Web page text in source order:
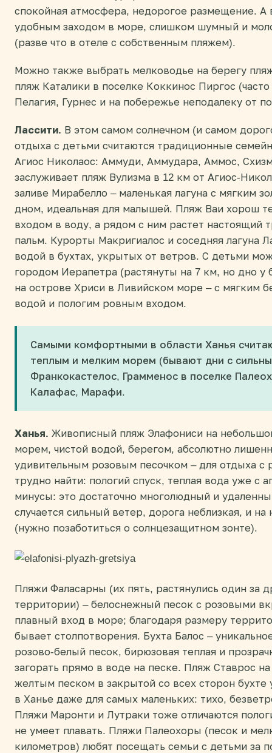
спокойная атмосфера, недорогое размещение. А
удобным заходом в море, слишком шумный и
(разве что в отеле с собственным пляжем).
Можно также выбрать мелководье на берегу
пляж Каталики в поселке Коккинос Пиргос
Пелагия, Гурнес и на побережье неподалеку от
Лассити. В этом самом солнечном (и самом
отдыха с детьми считаются традиционные
Агиос Николаос: Аммуди, Аммудара, Аммос,
заслуживает пляж Вулизма в 12 км от Агиос-
заливе Мирабелло – маленькая лагуна с мягким
дном, идеальная для малышей. Пляж Ваи хорош
входом в воду, а рядом с ним растет настоящий
пальм. Курорты Макригиалос и соседняя лагуна
водой в бухтах, укрытых от ветров. С детьми
городом Иерапетра (растянуты на 7 км, но дно у
на острове Хриси в Ливийском море – с мягким
водой и пологим ровным входом.
Самыми комфортными в области Ханья
теплым и мелким морем (бывают дни с
Франкокастелос, Грамменос в поселке
Калафас, Марафи.
Ханья. Живописный пляж Элафониси на
морем, чистой водой, берегом, абсолютно
удивительным розовым песочком – для отдыха с
трудно найти: пологий спуск, теплая вода уже с
минусы: это достаточно многолюдный и
случается сильный ветер, дорога неблизкая, и на
(нужно позаботиться о солнцезащитном зонте).
Пляжи Фаласарны (их пять, растянулись один за
территории) – белоснежный песок с розовыми
плавный вход в море; благодаря размеру
бывает столпотворения. Бухта Балос –
розово-белый песок, бирюзовая теплая и
загорать прямо в воде на песке. Пляж Ставрос
желтым песком в закрытой со всех сторон
в Ханье даже для самых маленьких: тихо,
Пляжи Маронти и Лутраки тоже отличаются
не умеет плавать. Пляжи Палеохоры (песок и
километров) любят посещать семьи с детьми за